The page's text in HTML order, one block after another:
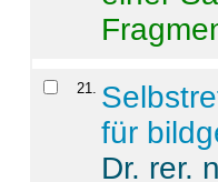
21
für
Dr. rer.